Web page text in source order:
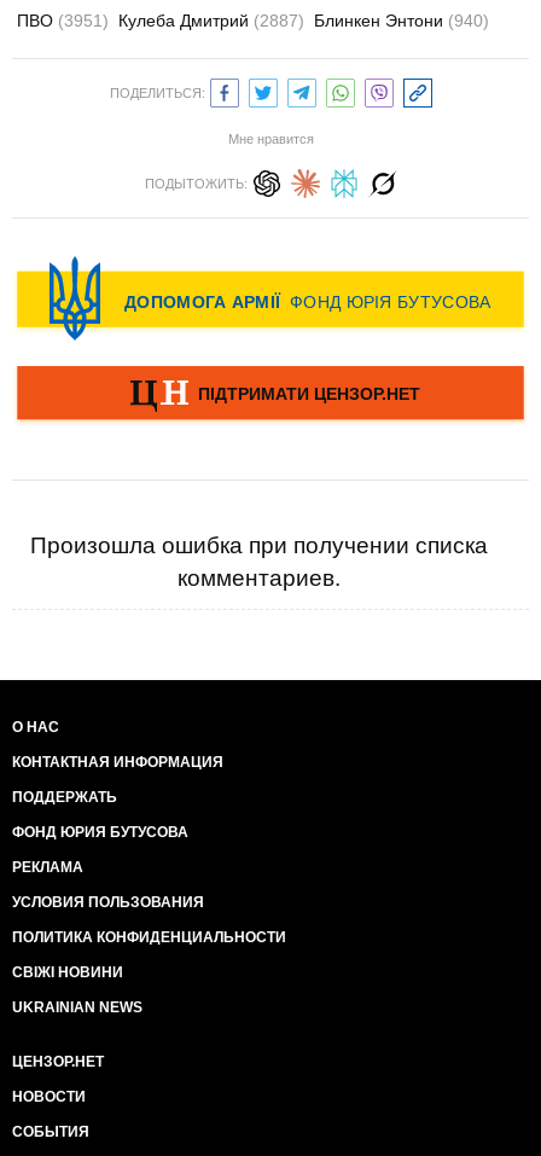
ПВО (3951) Кулеба Дмитрий (2887) Блинкен Энтони (940)
ПОДЕЛИТЬСЯ:
Мне нравится
ПОДЫТОЖИТЬ:
Произошла ошибка при получении списка
комментариев.
О НАС
КОНТАКТНАЯ ИНФОРМАЦИЯ
ПОДДЕРЖАТЬ
ФОНД ЮРИЯ БУТУСОВА
РЕКЛАМА
УСЛОВИЯ ПОЛЬЗОВАНИЯ
ПОЛИТИКА КОНФИДЕНЦИАЛЬНОСТИ
СВІЖІ НОВИНИ
UKRAINIAN NEWS
ЦЕНЗОР.НЕТ
НОВОСТИ
СОБЫТИЯ